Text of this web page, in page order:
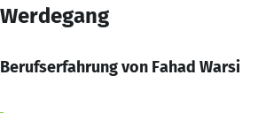
Werdegang
Berufserfahrung von Fahad Warsi